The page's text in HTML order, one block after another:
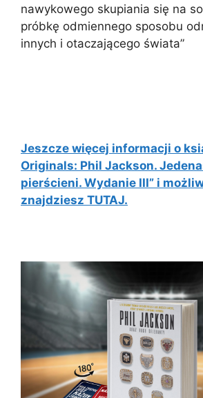
nawykowego skupiania się na
próbkę odmiennego sposobu
innych i otaczającego świata”
Jeszcze więcej informacji o
Originals: Phil Jackson.
pierścieni. Wydanie III” i
znajdziesz TUTAJ.